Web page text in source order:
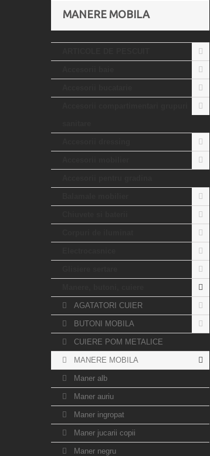
MANERE MOBILA
AGATATORI CUIER
BUTONI MOBILA
CUIERE POM METALICE
MANERE MOBILA
Maner alb
Maner auriu
Maner ingropat
Maner jucarii copii
Maner negru